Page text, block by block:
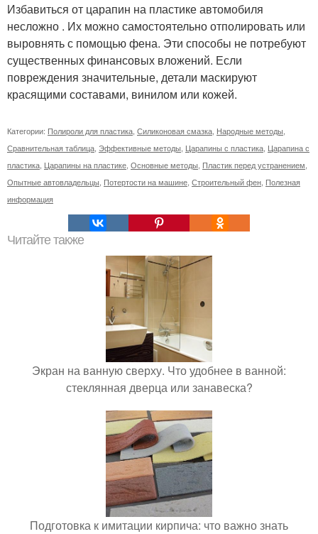
Избавиться от царапин на пластике автомобиля
несложно . Их можно самостоятельно отполировать или
выровнять с помощью фена. Эти способы не потребуют
существенных финансовых вложений. Если
повреждения значительные, детали маскируют
красящими составами, винилом или кожей.
Категории: Полироли для пластика Силиконовая смазка Народные методы
Сравнительная таблица Эффективные методы Царапины с пластика Царапина с
пластика Царапины на пластике Основные методы Пластик перед устранением
Опытные автовладельцы Потертости на машине Строительный фен Полезная
информация
Читайте также
Экран на ванную сверху. Что удобнее в ванной:
стеклянная дверца или занавеска?
Подготовка к имитации кирпича: что важно знать